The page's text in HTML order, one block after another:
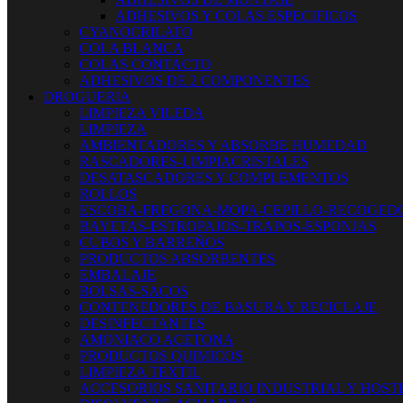
ADHESIVOS Y COLAS ESPECIFICOS
CYANOCRILATO
COLA BLANCA
COLAS CONTACTO
ADHESIVOS DE 2 COMPONENTES
DROGUERIA
LIMPIEZA VILEDA
LIMPIEZA
AMBIENTADORES Y ABSORBE HUMEDAD
RASCADORES-LIMPIACRISTALES
DESATASCADORES Y COMPLEMENTOS
ROLLOS
ESCOBA-FREGONA-MOPA-CEPILLO-
BAYETAS-ESTROPAJOS-TRAPOS-ESPONJAS
CUBOS Y BARREÑOS
PRODUCTOS ABSORBENTES
EMBALAJE
BOLSAS-SACOS
CONTENEDORES DE BASURA Y RECICLAJE
DESINFECTANTES
AMONIACO ACETONA
PRODUCTOS QUIMICOS
LIMPIEZA TEXTIL
ACCESORIOS SANITARIO INDUSTRIAL Y